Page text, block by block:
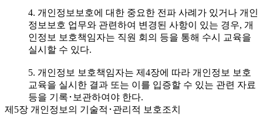
4. 개인정보보호에 대한 중요한 전파 사례가 있거나 개인
정보보호 업무와 관련하여 변경된 사항이 있는 경우, 개
인정보 보호책임자는 직원 회의 등을 통해 수시 교육을
실시할 수 있다.
5. 개인정보 보호책임자는 제4장에 따라 개인정보 보호
교육을 실시한 결과 또는 이를 입증할 수 있는 관련 자료
등을 기록･보관하여야 한다.
제5장 개인정보의 기술적･관리적 보호조치